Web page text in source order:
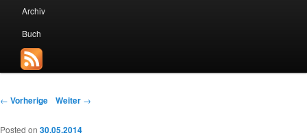
Archiv
Buch
Beitrags-Navigation
← Vorherige Weiter →
Posted on 30.05.2014